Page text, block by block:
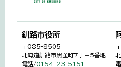
釧路市役所
〒085-8505
北海道釧路市黒金町7丁目5番地
電話/0154-23-5151